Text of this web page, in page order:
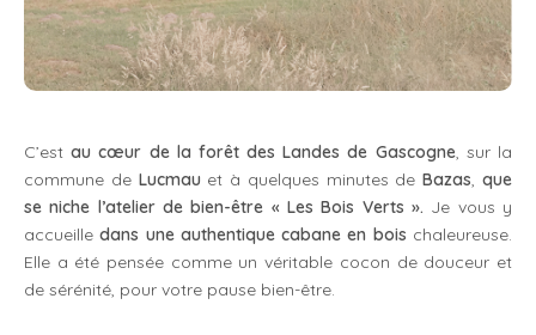
C’estau cœur de la forêt des Landes de Gascogne, sur la
commune de Lucmau et à quelques minutes deBazas, que
se niche l’atelier de bien-être « Les Bois Verts ». Je vous y
accueilledans une authentique cabane en bois chaleureuse.
Elle a été pensée comme un véritable cocon de douceur et
de sérénité, pour votre pause bien-être.